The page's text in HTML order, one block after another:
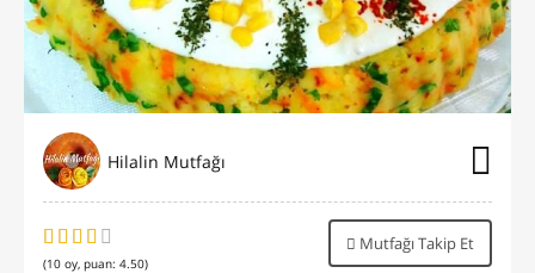
Hilalin Mutfağı
(10 oy, puan: 4.50)
Mutfağı Takip Et